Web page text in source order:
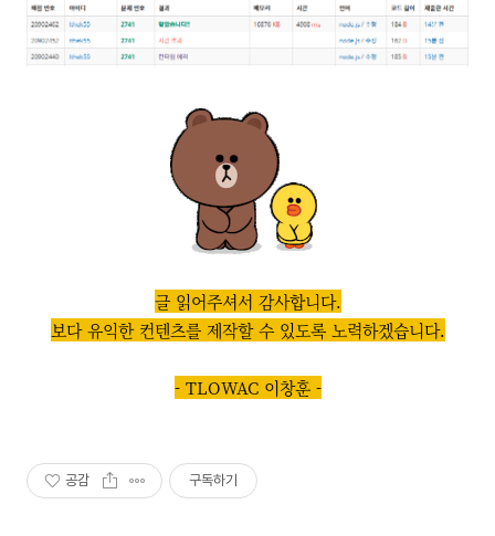
글 읽어주셔서 감사합니다.
보다 유익한 컨텐츠를 제작할 수 있도록 노력하겠습니다.
- TLOWAC 이창훈 -
공감 구독하기